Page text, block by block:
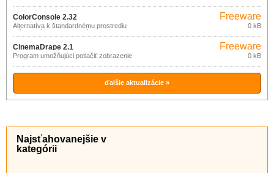
ColorConsole 2.32
Alternatíva k štandardnému prostrediu
príkazového riadka systému Windows.
Freeware
0 kB
CinemaDrape 2.1
Program umožňujúci potlačiť zobrazenie
zvolenú oblasť záujmu.
Freeware
0 kB
ďalšie aktualizácie »
Najsťahovanejšie v
kategórii